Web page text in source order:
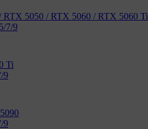
5050 / RTX 5060 / RTX 5060 Ti
7/9
Ti
9
9